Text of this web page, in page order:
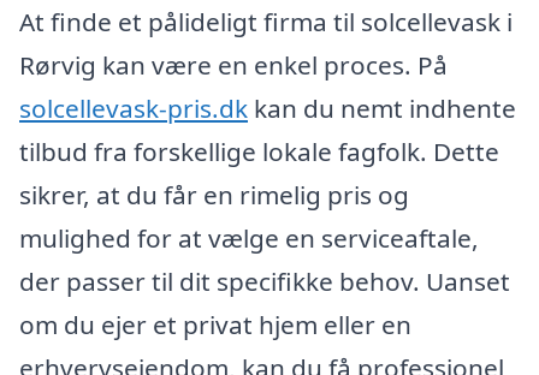
At finde et pålideligt firma til solcellevask i
Rørvig kan være en enkel proces. På
solcellevask-pris.dk kan du nemt indhente
tilbud fra forskellige lokale fagfolk. Dette
sikrer, at du får en rimelig pris og
mulighed for at vælge en serviceaftale,
der passer til dit specifikke behov. Uanset
om du ejer et privat hjem eller en
erhvervsejendom, kan du få professionel